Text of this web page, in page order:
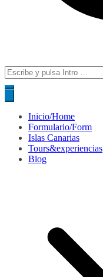
Buscar:
Inicio/Home
Formulario/Form
Islas Canarias
Tours&experiencias
Blog